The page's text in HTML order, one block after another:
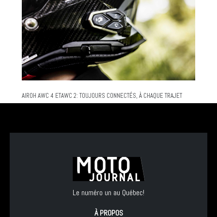
AIROH AWC 4 ETAWC 2: TOUJOURS CONNECTÉS, À CHAQUE TRAJET
Le numéro un au Québec!
À PROPOS